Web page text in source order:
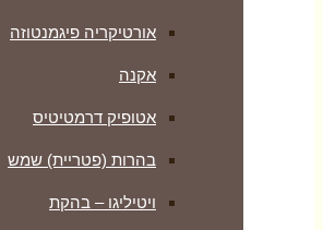
אורטיקריה פיגמנטוזה
אקנה
אטופיק דרמטיטיס
בהרות (פטריית) שמש
ויטיליגו – בהקת